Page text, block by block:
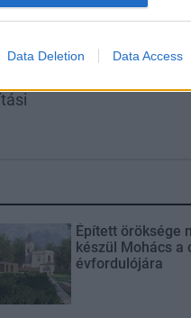
Data Deletion Data Access
Regionális
Épített öröksége
készül Mohács a
évfordulójára